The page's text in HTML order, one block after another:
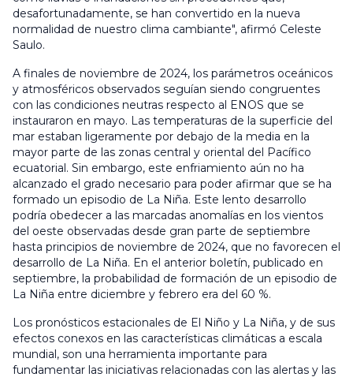
desafortunadamente, se han convertido en la nueva
normalidad de nuestro clima cambiante", afirmó Celeste
Saulo.
A finales de noviembre de 2024, los parámetros oceánicos
y atmosféricos observados seguían siendo congruentes
con las condiciones neutras respecto al ENOS que se
instauraron en mayo. Las temperaturas de la superficie del
mar estaban ligeramente por debajo de la media en la
mayor parte de las zonas central y oriental del Pacífico
ecuatorial. Sin embargo, este enfriamiento aún no ha
alcanzado el grado necesario para poder afirmar que se ha
formado un episodio de La Niña. Este lento desarrollo
podría obedecer a las marcadas anomalías en los vientos
del oeste observadas desde gran parte de septiembre
hasta principios de noviembre de 2024, que no favorecen el
desarrollo de La Niña. En el anterior boletín, publicado en
septiembre, la probabilidad de formación de un episodio de
La Niña entre diciembre y febrero era del 60 %.
Los pronósticos estacionales de El Niño y La Niña, y de sus
efectos conexos en las características climáticas a escala
mundial, son una herramienta importante para
fundamentar las iniciativas relacionadas con las alertas y las